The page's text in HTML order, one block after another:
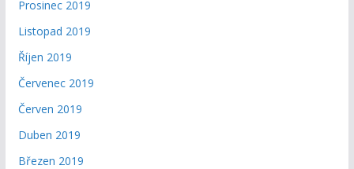
Prosinec 2019
Listopad 2019
Říjen 2019
Červenec 2019
Červen 2019
Duben 2019
Březen 2019